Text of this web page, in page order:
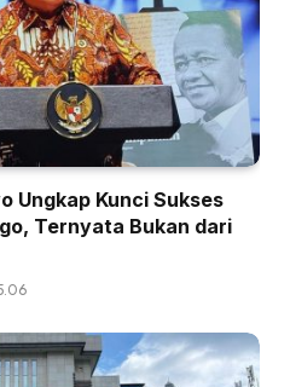
Ungkap Kunci Sukses
Ternyata Bukan dari